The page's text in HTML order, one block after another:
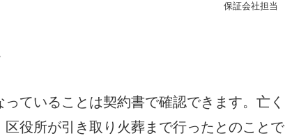
保証会社担当
ていることは契約書で確認できます。亡く
役所が引き取り火葬まで行ったとのことで